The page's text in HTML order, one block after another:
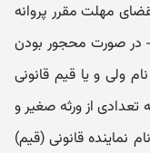
مهلت مقرر پروانه
از درجه اعتبار ساقط است. تبصره ۱ - در صورت محجور بودن
ولی و یا قیم قانونی
۲ - در صورتی که تعدادی از ورثه صغیر و
نماینده قانونی (قیم)